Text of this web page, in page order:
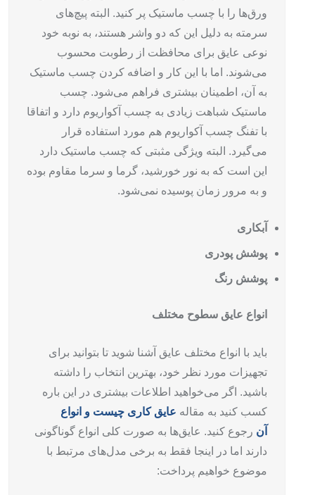
ورق‌ها را با چسب ماستیک پر کنید. البته پیچ‌های
سرمته به دلیل این که دو واشر هستند، به نوبه خود
نوعی عایق برای محافظت از رطوبت محسوب
می‌شوند. اما با این کار و اضافه کردن چسب ماستیک
به آن، اطمینان بیشتری فراهم می‌شود. چسب
ماستیک شباهت زیادی به چسب آکواریوم دارد و اتفاقا
با تفنگ چسب آکواریوم هم مورد استفاده قرار
می‌گیرد. البته ویژگی مثبتی که چسب ماستیک دارد
این است که به نور خورشید، گرما و سرما مقاوم بوده
و به مرور زمان پوسیده نمی‌شود.
آبکاری
پوشش پودری
پوشش رنگ
انواع عایق سطوح مختلف
باید با انواع مختلف عایق آشنا شوید تا بتوانید برای
تجهیزات مورد نظر خود، بهترین انتخاب را داشته
باشید. اگر می‌خواهید اطلاعات بیشتری در این باره
کسب کنید به مقاله عایق کاری چیست و انواع
آن رجوع کنید. عایق‌ها به صورت کلی انواع گوناگونی
دارند اما در اینجا فقط به برخی مدل‌های مرتبط با
موضوع خواهیم پرداخت: